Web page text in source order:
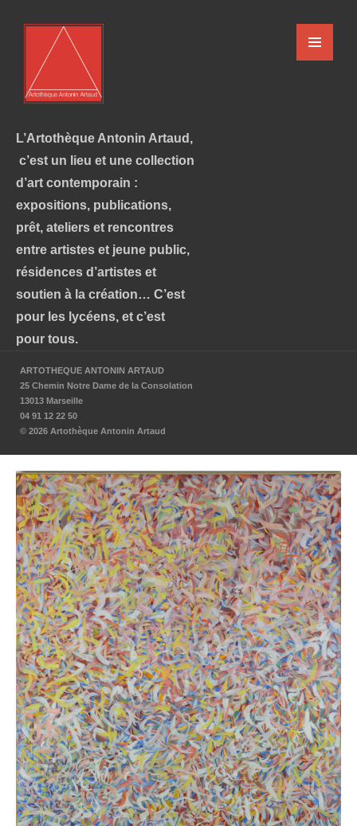
L’Artothèque Antonin Artaud,
c’est un lieu et une collection
d’art contemporain :
expositions, publications,
prêt, ateliers et rencontres
entre artistes et jeune public,
résidences d’artistes et
soutien à la création… C’est
pour les lycéens, et c’est
pour tous.
ARTOTHEQUE ANTONIN ARTAUD
25 Chemin Notre Dame de la Consolation
13013 Marseille
04 91 12 22 50
© 2026 Artothèque Antonin Artaud